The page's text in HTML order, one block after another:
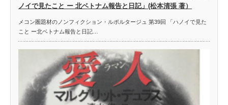
ノイで見たこと ー 北ベトナム報告と日記」(松本清張 著）
メコン圏題材のノンフィクション・ルポルタージュ 第39回 「ハノイで見た
こと ー北ベトナム報告と日記…